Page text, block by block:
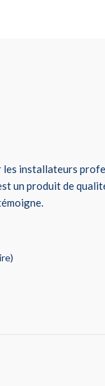
installateurs
un produit de